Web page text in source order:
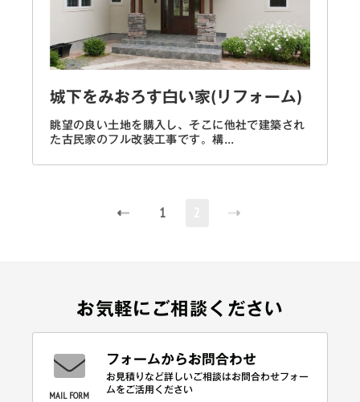
城下をみおろす白い家(リフォーム)
眺望の良い土地を購入し、そこに他社で建築され
た古民家のフル改装工事です。構...
1 (current)
お気軽にご相談ください
MAIL FORM
フォームからお問合わせ
お見積りなど詳しいご相談はお問合わせフォー
ムをご活用ください